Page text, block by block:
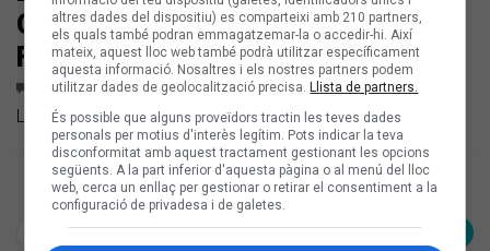
Ginestà i Maio, Sabor de Gràcia i 31
FAM, Triquell i Persona
COMENTARI
Llistem els llançaments en català dels darrers dies
Pàgina 1 de 1
< Anterior Següent >
altres dades del dispositiu) es comparteixi amb 210 partners,
els quals també podran emmagatzemar-la o accedir-hi. Així
mateix, aquest lloc web també podrà utilitzar específicament
aquesta informació. Nosaltres i els nostres partners podem
utilitzar dades de geolocalització precisa.Llista de partners.
És possible que alguns proveïdors tractin les teves dades
personals per motius d'interès legítim. Pots indicar la teva
disconformitat amb aquest tractament gestionant les opcions
següents. A la part inferior d'aquesta pàgina o al menú del lloc
web, cerca un enllaç per gestionar o retirar el consentiment a la
configuració de privadesa i de galetes.